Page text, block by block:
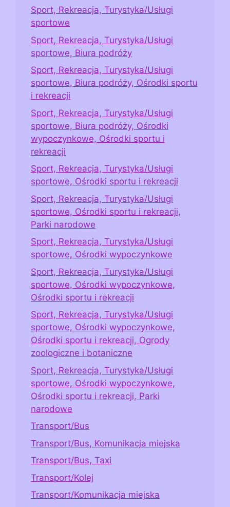
Sport, Rekreacja, Turystyka/Usługi
sportowe
Sport, Rekreacja, Turystyka/Usługi
sportowe, Biura podróży
Sport, Rekreacja, Turystyka/Usługi
sportowe, Biura podróży, Ośrodki sportu
i rekreacji
Sport, Rekreacja, Turystyka/Usługi
sportowe, Biura podróży, Ośrodki
wypoczynkowe, Ośrodki sportu i
rekreacji
Sport, Rekreacja, Turystyka/Usługi
sportowe, Ośrodki sportu i rekreacji
Sport, Rekreacja, Turystyka/Usługi
sportowe, Ośrodki sportu i rekreacji,
Parki narodowe
Sport, Rekreacja, Turystyka/Usługi
sportowe, Ośrodki wypoczynkowe
Sport, Rekreacja, Turystyka/Usługi
sportowe, Ośrodki wypoczynkowe,
Ośrodki sportu i rekreacji
Sport, Rekreacja, Turystyka/Usługi
sportowe, Ośrodki wypoczynkowe,
Ośrodki sportu i rekreacji, Ogrody
zoologiczne i botaniczne
Sport, Rekreacja, Turystyka/Usługi
sportowe, Ośrodki wypoczynkowe,
Ośrodki sportu i rekreacji, Parki
narodowe
Transport/Bus
Transport/Bus, Komunikacja miejska
Transport/Bus, Taxi
Transport/Kolej
Transport/Komunikacja miejska